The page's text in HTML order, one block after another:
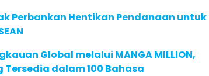
Perbankan Hentikan Pendanaan untuk
Global melalui MANGA MILLION,
dalam 100 Bahasa